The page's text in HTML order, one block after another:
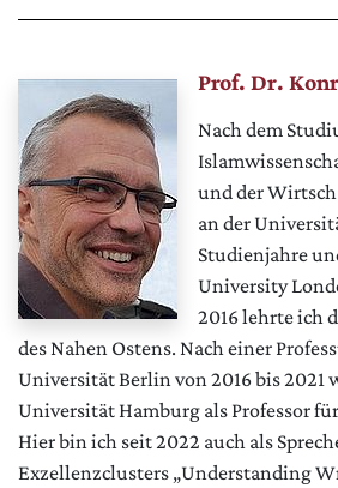
Prof. Dr.
Nach dem
und der
an der
Studienjahre
University
2016 lehrte ich
des Nahen Ostens. Nach einer
Universität Berlin von 2016 bis 2021
Universität Hamburg als Professor
Hier bin ich seit 2022 auch als
Exzellenzclusters „Understanding